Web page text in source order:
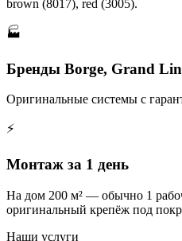
brown (8017), red (3005).
🏭
Бренды Borge, Grand
Оригинальные системы с
⚡
Монтаж за 1 день
На дом 200 м² — обычно 1
оригинальный крепёж под
Наши услуги